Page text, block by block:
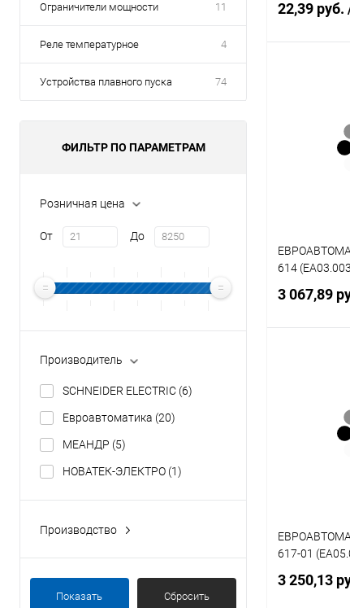
Ограничители мощности 11
Реле температурное 4
Устройства плавного пуска 74
ФИЛЬТР ПО ПАРАМЕТРАМ
Розничная цена
От До
Производитель
SCHNEIDER ELECTRIC (6)
Евроавтоматика (20)
МЕАНДР (5)
НОВАТЕК-ЭЛЕКТРО (1)
Производство
Франция
Показать Сбросить
22,39 руб.
Купить в 1
В
614
3 067,89
Купить в 1
В
617-01
3 250,13